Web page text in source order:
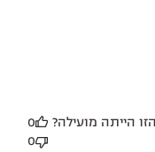
הייתה מועילה?
0
0